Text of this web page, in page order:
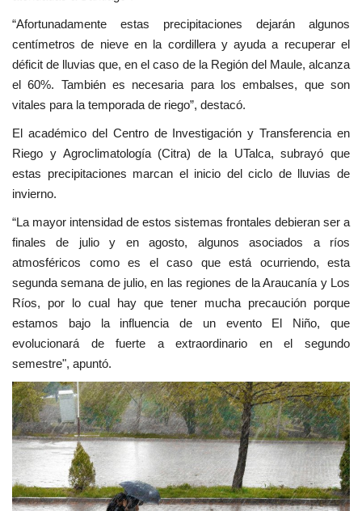
“Afortunadamente estas precipitaciones dejarán algunos
centímetros de nieve en la cordillera y ayuda a recuperar el
déficit de lluvias que, en el caso de la Región del Maule, alcanza
el 60%. También es necesaria para los embalses, que son
vitales para la temporada de riego”, destacó.
El académico del Centro de Investigación y Transferencia en
Riego y Agroclimatología (Citra) de la UTalca, subrayó que
estas precipitaciones marcan el inicio del ciclo de lluvias de
invierno.
“La mayor intensidad de estos sistemas frontales debieran ser a
finales de julio y en agosto, algunos asociados a ríos
atmosféricos como es el caso que está ocurriendo, esta
segunda semana de julio, en las regiones de la Araucanía y Los
Ríos, por lo cual hay que tener mucha precaución porque
estamos bajo la influencia de un evento El Niño, que
evolucionará de fuerte a extraordinario en el segundo
semestre", apuntó.